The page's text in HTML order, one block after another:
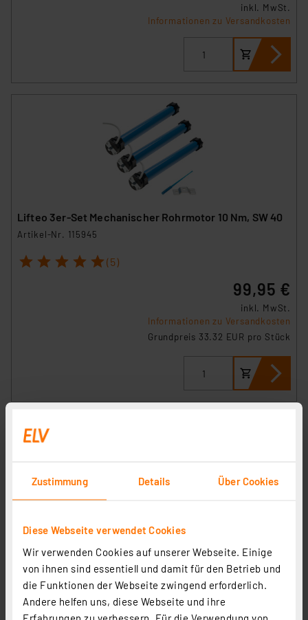
Zustimmung Details Über Cookies
Diese Webseite verwendet Cookies
Wir verwenden Cookies auf unserer Webseite. Einige
von ihnen sind essentiell und damit für den Betrieb und
die Funktionen der Webseite zwingend erforderlich.
Andere helfen uns, diese Webseite und ihre
Erfahrungen zu verbessern. Für die Verwendung von
inkl. MwSt.
Informationen zu Versandkosten
Lifteo 3er-Set Mechanischer Rohrmotor 10 Nm, SW 40
Artikel-Nr. 115945
1 2 3 4 5 (5)
99,95 €
inkl. MwSt.
Informationen zu Versandkosten
Grundpreis 33.32 EUR pro Stück
Selve SE Pro 2/7 Elektronischer Premium-Rohrmotor
SW60 max. 19 kg
Artikel-Nr. 250947
149,95 €